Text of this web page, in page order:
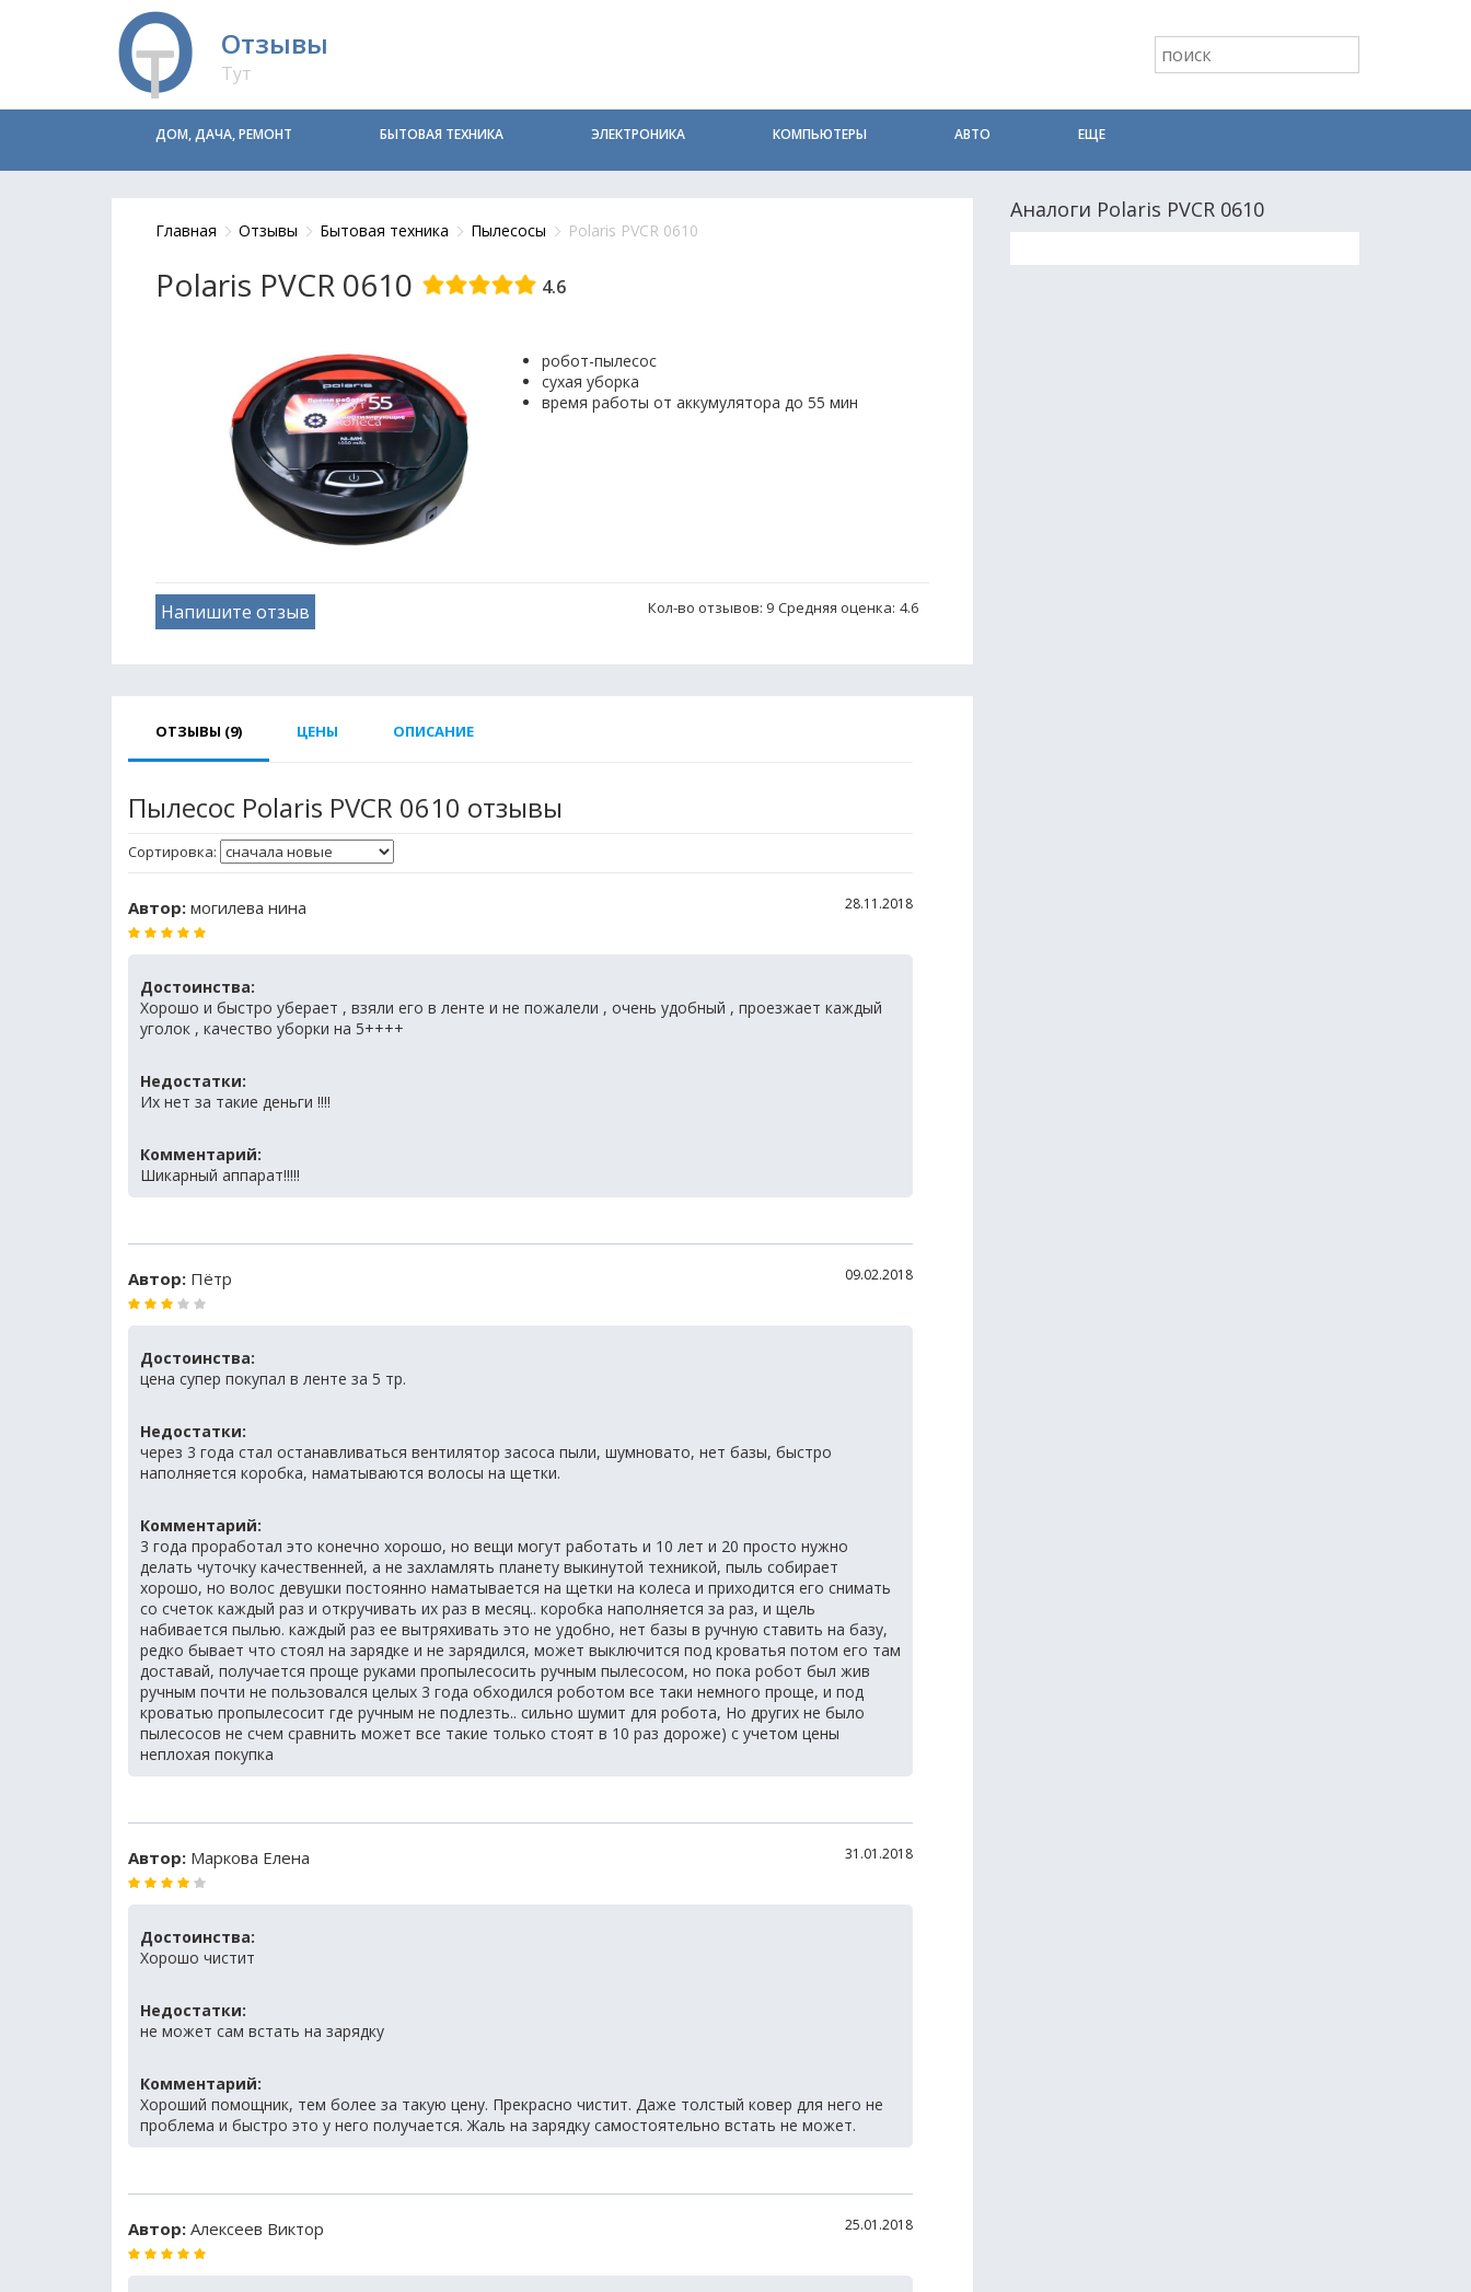
Отзывы
Тут
ДОМ, ДАЧА, РЕМОНТ БЫТОВАЯ ТЕХНИКА ЭЛЕКТРОНИКА КОМПЬЮТЕРЫ АВТО ЕЩЕ
Главная Отзывы Бытовая техника Пылесосы Polaris PVCR 0610
Polaris PVCR 0610 4.6
робот-пылесос
сухая уборка
время работы от аккумулятора до 55 мин
Кол-во отзывов: 9 Средняя оценка: 4.6
Напишите отзыв
ОТЗЫВЫ (9) ЦЕНЫ ОПИСАНИЕ
Пылесос Polaris PVCR 0610 отзывы
Сортировка:
Автор: могилева нина 28.11.2018
Достоинства:
Хорошо и быстро уберает , взяли его в ленте и не пожалели , очень удобный , проезжает каждый
уголок , качество уборки на 5++++
Недостатки:
Их нет за такие деньги !!!!
Комментарий:
Шикарный аппарат!!!!!
Автор: Пётр 09.02.2018
Достоинства:
цена супер покупал в ленте за 5 тр.
Недостатки:
через 3 года стал останавливаться вентилятор засоса пыли, шумновато, нет базы, быстро
наполняется коробка, наматываются волосы на щетки.
Комментарий:
3 года проработал это конечно хорошо, но вещи могут работать и 10 лет и 20 просто нужно
делать чуточку качественней, а не захламлять планету выкинутой техникой, пыль собирает
хорошо, но волос девушки постоянно наматывается на щетки на колеса и приходится его снимать
со счеток каждый раз и откручивать их раз в месяц.. коробка наполняется за раз, и щель
набивается пылью. каждый раз ее вытряхивать это не удобно, нет базы в ручную ставить на базу,
редко бывает что стоял на зарядке и не зарядился, может выключится под кроватья потом его там
доставай, получается проще руками пропылесосить ручным пылесосом, но пока робот был жив
ручным почти не пользовался целых 3 года обходился роботом все таки немного проще, и под
кроватью пропылесосит где ручным не подлезть.. сильно шумит для робота, Но других не было
пылесосов не счем сравнить может все такие только стоят в 10 раз дороже) с учетом цены
неплохая покупка
Автор: Маркова Елена 31.01.2018
Достоинства:
Хорошо чистит
Недостатки:
не может сам встать на зарядку
Комментарий:
Хороший помощник, тем более за такую цену. Прекрасно чистит. Даже толстый ковер для него не
проблема и быстро это у него получается. Жаль на зарядку самостоятельно встать не может.
Автор: Алексеев Виктор 25.01.2018
Аналоги Polaris PVCR 0610